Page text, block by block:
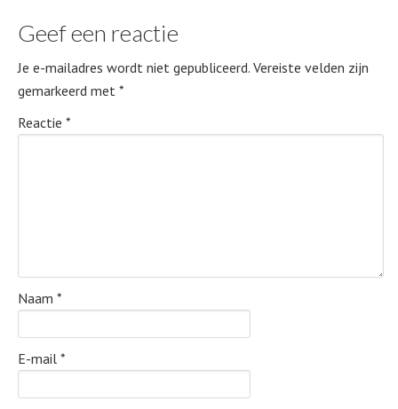
Geef een reactie
Je e-mailadres wordt niet gepubliceerd. Vereiste velden zijn
gemarkeerd met *
Reactie *
Naam *
E-mail *